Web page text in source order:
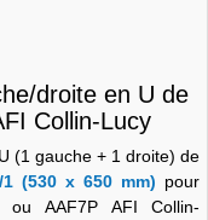
droite en U de
Collin-Lucy
(1 gauche + 1 droite) de
(530 x 650 mm) pour
ou AAF7P AFI Collin-